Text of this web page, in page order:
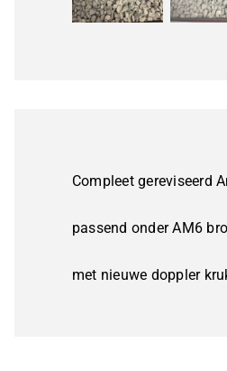
Compleet gereviseerd
passend onder AM6
met nieuwe doppler